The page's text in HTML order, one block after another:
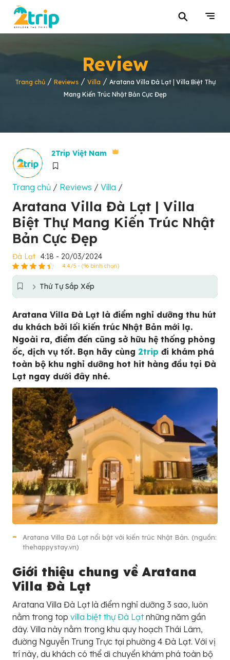
⚲
Review
Trang chủ/ Reviews/ Villa / Aratana Villa Đà Lạt | Villa Biệt Thự
Mang Kiến Trúc Nhật Bản Cực Đẹp
2Trip Việt Nam
Trang chủ / Reviews / Villa /
Aratana Villa Đà Lạt | Villa
Biệt Thự Mang Kiến Trúc Nhật
Bản Cực Đẹp
Đà Lạt 4:18 - 20/03/2024
4.4/5 - (96 bình chọn)
Thứ Tự Sắp Xếp
Aratana Villa Đà Lạt là điểm nghỉ dưỡng thu hút
du khách bởi lối kiến trúc Nhật Bản mới lạ.
Ngoài ra, điểm đến cũng sở hữu hệ thống phòng
ốc, dịch vụ tốt. Bạn hãy cùng 2trip đi khám phá
toàn bộ khu nghỉ dưỡng hot hit hàng đầu tại Đà
Lạt ngay dưới đây nhé.
Aratana Villa Đà Lạt nổi bật với kiến trúc Nhật Bản. (nguồn:
thehappystay.vn)
Giới thiệu chung về Aratana
Villa Đà Lạt
Aratana Villa Đà Lạt là điểm nghỉ dưỡng 3 sao, luôn
nằm trong top villa biệt thự Đà Lạtnhững năm gần
đây. Villa này nằm trong khu quy hoạch Thái Lâm,
đường Nguyễn Trung Trực tại phường 4 Đà Lạt. Với vị
trí này, du khách có thể di chuyển khám phá toàn bộ